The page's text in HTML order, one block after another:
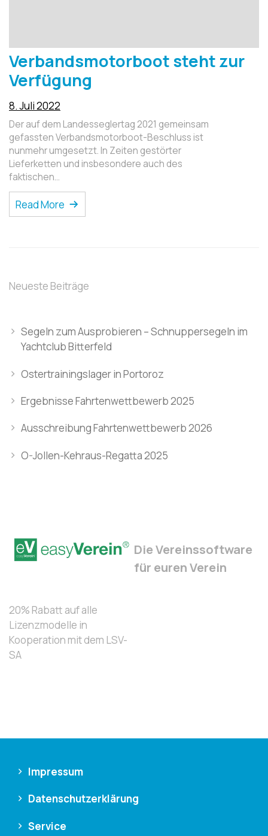
Verbandsmotorboot steht zur
Verfügung
8. Juli 2022
Der auf dem Landesseglertag 2021 gemeinsam
gefassten Verbandsmotorboot-Beschluss ist
nunmehr umgesetzt. In Zeiten gestörter
Lieferketten und insbesondere auch des
faktischen…
Read More
Neueste Beiträge
Segeln zum Ausprobieren – Schnuppersegeln im
Yachtclub Bitterfeld
Ostertrainingslager in Portoroz
Ergebnisse Fahrtenwettbewerb 2025
Ausschreibung Fahrtenwettbewerb 2026
O-Jollen-Kehraus-Regatta 2025
Die Vereinssoftware
für euren Verein
20% Rabatt auf alle
Lizenzmodelle in
Kooperation mit dem LSV-
SA
Impressum
Datenschutzerklärung
Service